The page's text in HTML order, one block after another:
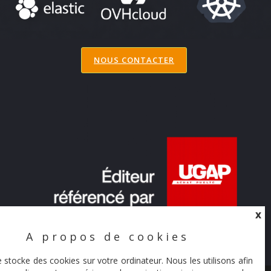
X
A propos de cookies
stocke des cookies sur votre ordinateur. Nous les utilisons afin
NOUS CONTACTER